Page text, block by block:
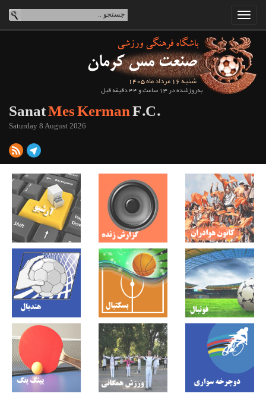
شنبه 16 مرداد ماه 1405
به‌روزشده در 13 ساعت و 44 دقیقه قبل
SanatMes KermanF.C.
Saturday 8 August 2026